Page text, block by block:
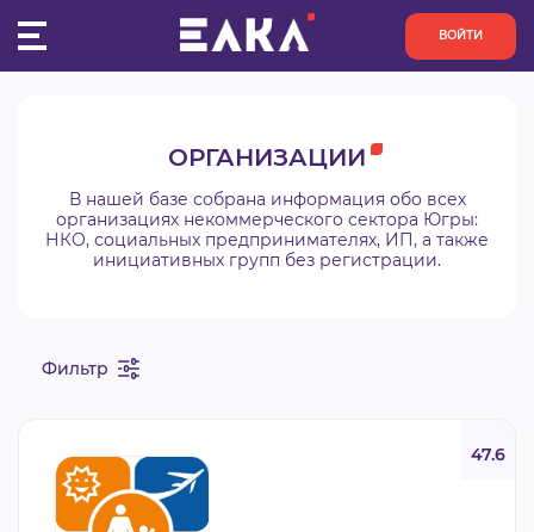
ВОЙТИ
КОНКУРСЫ
ОРГАНИЗАЦИИ
ПРОЕКТЫ
БАЗА ЗНАНИЙ
ОРГАНИЗАЦИИ
В нашей базе собрана информация обо всех
организациях некоммерческого сектора Югры:
НКО, социальных предпринимателях, ИП, а также
инициативных групп без регистрации.
Фильтр
47.6